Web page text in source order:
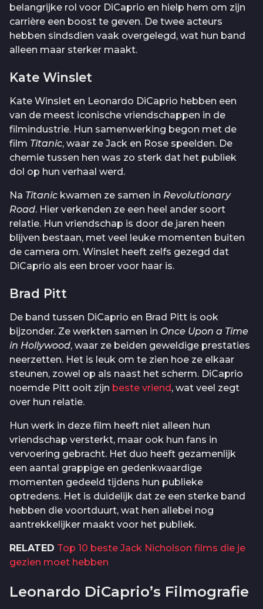
belangrijke rol voor DiCaprio en hielp hem om zijn
carrière een boost te geven. De twee acteurs
hebben sindsdien vaak overgelegd, wat hun band
alleen maar sterker maakt.
Kate Winslet
Kate Winslet en Leonardo DiCaprio hebben een
van de meest iconische vriendschappen in de
filmindustrie. Hun samenwerking begon met de
film Titanic, waar ze Jack en Rose speelden. De
chemie tussen hen was zo sterk dat het publiek
dol op hun verhaal werd.
Na Titanic kwamen ze samen in Revolutionary
Road. Hier verkenden ze een heel ander soort
relatie. Hun vriendschap is door de jaren heen
blijven bestaan, met veel leuke momenten buiten
de camera om. Winslet heeft zelfs gezegd dat
DiCaprio als een broer voor haar is.
Brad Pitt
De band tussen DiCaprio en Brad Pitt is ook
bijzonder. Ze werkten samen in Once Upon a Time
in Hollywood, waar ze beiden geweldige prestaties
neerzetten. Het is leuk om te zien hoe ze elkaar
steunen, zowel op als naast het scherm. DiCaprio
noemde Pitt ooit zijn beste vriend, wat veel zegt
over hun relatie.
Hun werk in deze film heeft niet alleen hun
vriendschap versterkt, maar ook hun fans in
vervoering gebracht. Het duo heeft gezamenlijk
een aantal grappige en gedenkwaardige
momenten gedeeld tijdens hun publieke
optredens. Het is duidelijk dat ze een sterke band
hebben die voortduurt, wat hen allebei nog
aantrekkelijker maakt voor het publiek.
RELATED Top 10 beste Jack Nicholson films die je
gezien moet hebben
Leonardo DiCaprio’s Filmografie